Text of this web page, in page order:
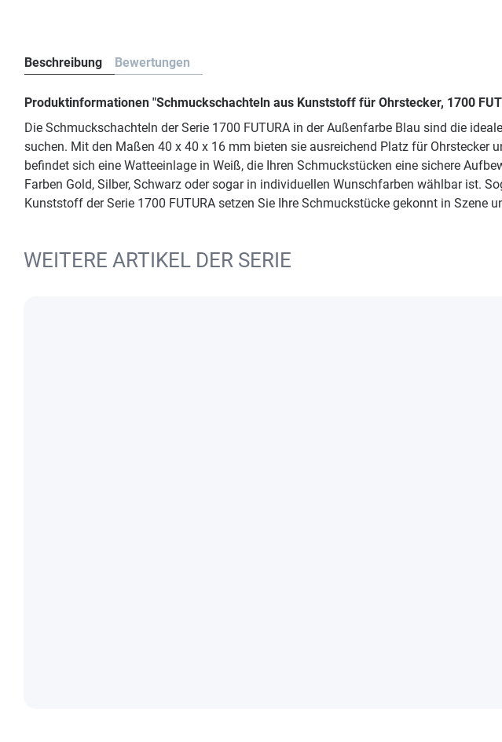
Beschreibung Bewertungen
Produktinformationen "Schmuckschachteln aus Kunststoff für Ohrstecker, 1700
Die Schmuckschachteln der Serie 1700 FUTURA in der Außenfarbe Blau sind die
suchen. Mit den Maßen 40 x 40 x 16 mm bieten sie ausreichend Platz für Ohrstecker
befindet sich eine Watteeinlage in Weiß, die Ihren Schmuckstücken eine sichere
Farben Gold, Silber, Schwarz oder sogar in individuellen Wunschfarben wählbar ist.
Kunststoff der Serie 1700 FUTURA setzen Sie Ihre Schmuckstücke gekonnt in Szene
WEITERE ARTIKEL DER SERIE